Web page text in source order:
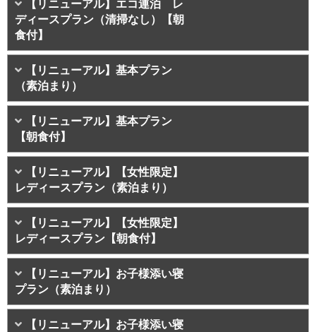
【リニューアル】エコ連泊 レ
ディースプラン（清掃なし）【朝
食付】
【リニューアル】基本プラン
（素泊まり）
【リニューアル】基本プラン
【朝食付】
【リニューアル】【女性限定】
レディースプラン（素泊まり）
【リニューアル】【女性限定】
レディースプラン【朝食付】
【リニューアル】お子様添い寝
プラン（素泊まり）
【リニューアル】お子様添い寝